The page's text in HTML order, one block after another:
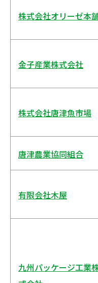
株式会社オリーゼ本
金子産業株式会社
株式会社唐津魚市場
唐津農業協同組合
有限会社木屋
九州パッケージ工業